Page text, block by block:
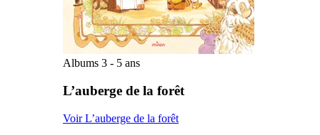
Albums 3 - 5 ans
L’auberge de la forêt
Voir L’auberge de la forêt